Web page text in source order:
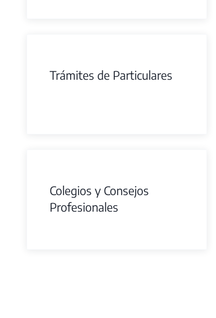
Trámites de Particulares
Colegios y Consejos
Profesionales